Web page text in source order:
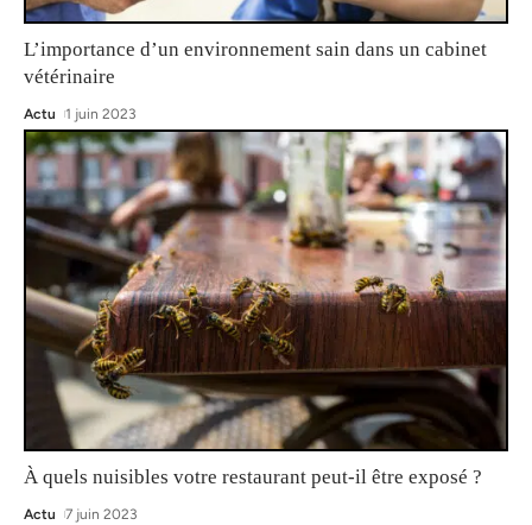
L’importance d’un environnement sain dans un cabinet
vétérinaire
Actu 1 juin 2023
À quels nuisibles votre restaurant peut-il être exposé ?
Actu 7 juin 2023